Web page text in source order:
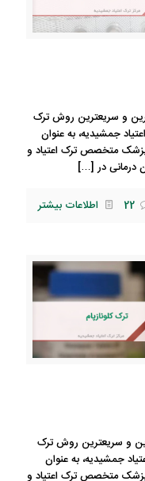
و سریعترین روش ترک
جمشیدیه، به عنوان
متخصص ترک اعتیاد و
درمانی در […]
22 اطلاعات بیشتر
و سریعترین روش ترک
جمشیدیه، به عنوان
متخصص ترک اعتیاد و